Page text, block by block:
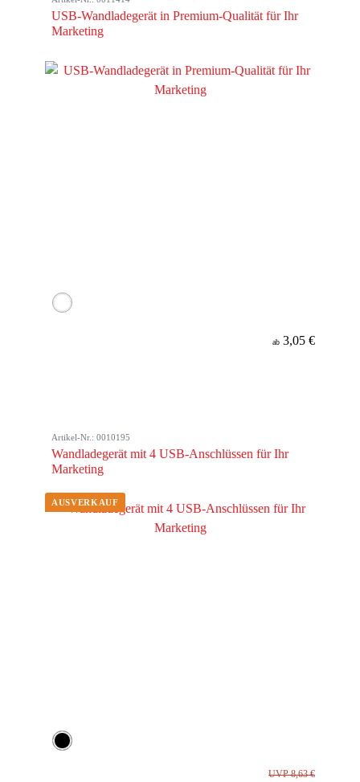
USB-Wandladegerät in Premium-Qualität für Ihr
Marketing
ab 3,05 €
Artikel-Nr.: 0010195
Wandladegerät mit 4 USB-Anschlüssen für Ihr
Marketing
UVP 8,63 €